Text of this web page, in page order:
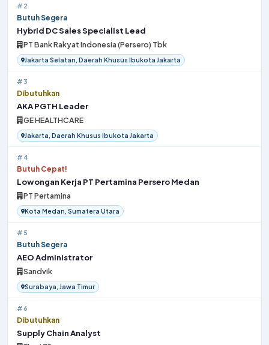
#2
Butuh Segera
Hybrid DC Sales Specialist Lead
PT Bank Rakyat Indonesia (Persero) Tbk
Jakarta Selatan, Daerah Khusus Ibukota Jakarta
#3
Dibutuhkan
AKA PGTH Leader
GE HEALTHCARE
Jakarta, Daerah Khusus Ibukota Jakarta
#4
Butuh Cepat!
Lowongan Kerja PT Pertamina Persero Medan
PT Pertamina
Kota Medan, Sumatera Utara
#5
Butuh Segera
AEO Administrator
Sandvik
Surabaya, Jawa Timur
#6
Dibutuhkan
Supply Chain Analyst